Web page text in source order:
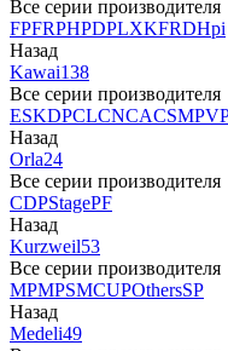
Все серии производителя
FPFRPHPDPLXKFRDHpi
Назад
Kawai138
Все серии производителя
ESKDPCLCNCACSMP
Назад
Orla24
Все серии производителя
CDPStagePF
Назад
Kurzweil53
Все серии производителя
MPMPSMCUPOthersSP
Назад
Medeli49